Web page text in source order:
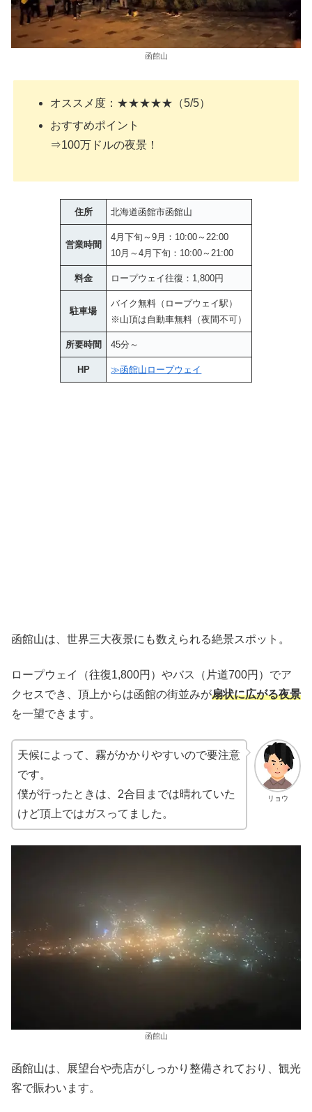
函館山
オススメ度：★★★★★（5/5）
おすすめポイント
⇒100万ドルの夜景！
住所 北海道函館市函館山
営業時間
4月下旬～9月：10:00～22:00
10月～4月下旬：10:00～21:00
料金 ロープウェイ往復：1,800円
駐車場
バイク無料（ロープウェイ駅）
※山頂は自動車無料（夜間不可）
所要時間 45分～
HP ≫函館山ロープウェイ
函館山は、世界三大夜景にも数えられる絶景スポット。
ロープウェイ（往復1,800円）やバス（片道700円）でア
クセスでき、頂上からは函館の街並みが扇状に広がる夜景
を一望できます。
リョウ
天候によって、霧がかかりやすいので要注意
です。
僕が行ったときは、2合目までは晴れていた
けど頂上ではガスってました。
函館山
函館山は、展望台や売店がしっかり整備されており、観光
客で賑わいます。